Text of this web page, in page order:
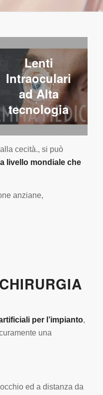
Lenti
Intraoculari
ad Alta
tecnologia
cecità., si può
livello mondiale che
anziane,
per l’impianto,
una
ed a distanza da